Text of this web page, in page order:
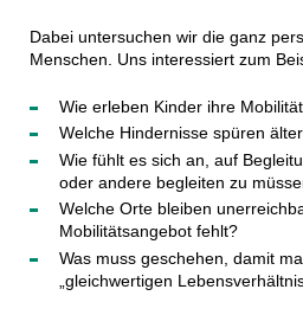
Dabei untersuchen wir die ganz
Menschen. Uns interessiert zum
Wie erleben Kinder ihre
Welche Hindernisse spüren
Wie fühlt es sich an, auf
oder andere begleiten zu
Welche Orte bleiben
Mobilitätsangebot fehlt?
Was muss geschehen, damit
„gleichwertigen